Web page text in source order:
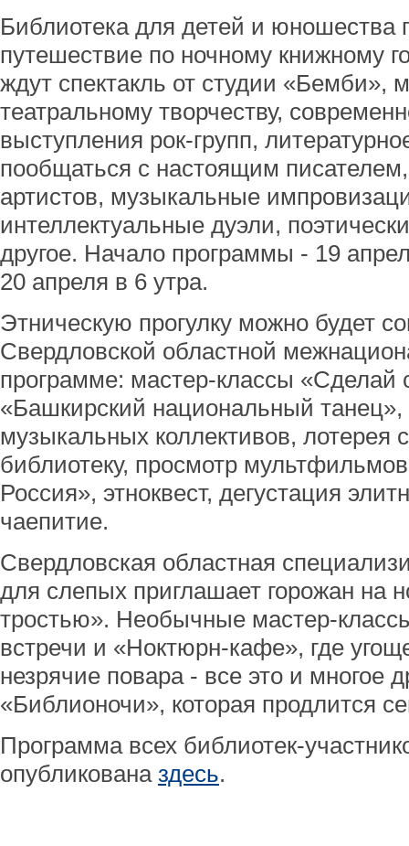
Библиотека для детей и юношества
путешествие по ночному книжному
ждут спектакль от студии «Бемби»,
театральному творчеству,
выступления рок-групп,
пообщаться с настоящим
артистов, музыкальные
интеллектуальные дуэли,
другое. Начало программы - 19
20 апреля в 6 утра.
Этническую прогулку можно будет
Свердловской областной
программе: мастер-классы «Сделай
«Башкирский национальный
музыкальных коллективов, лотерея
библиотеку, просмотр
Россия», этноквест, дегустация
чаепитие.
Свердловская областная
для слепых приглашает горожан на
тростью». Необычные мастер-
встречи и «Ноктюрн-кафе», где
незрячие повара - все это и многое
«Библионочи», которая продлится
Программа всех библиотек-
опубликована здесь.